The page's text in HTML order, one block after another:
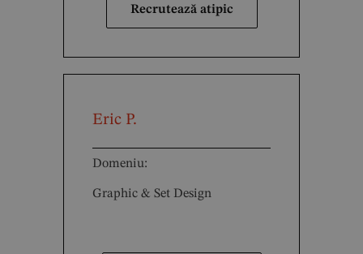
Recrutează atipic
Eric P.
Domeniu:
Graphic & Set Design